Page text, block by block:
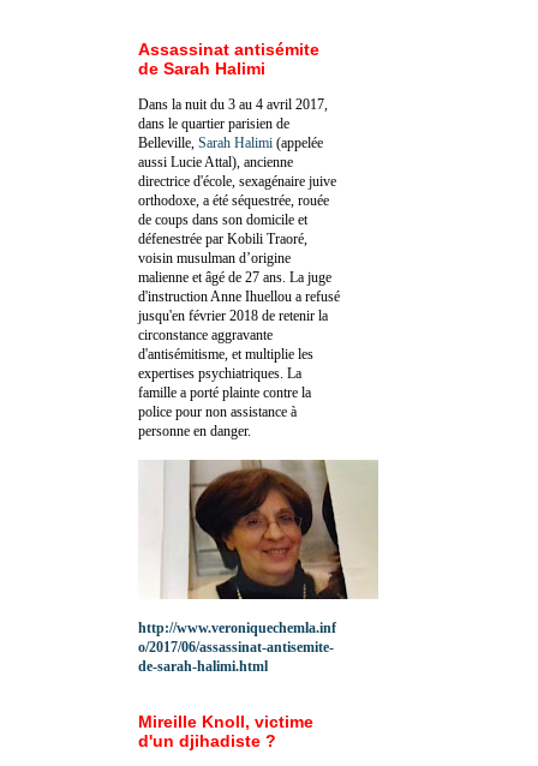
Assassinat antisémite
de Sarah Halimi
Dans la nuit du 3 au 4 avril 2017,
dans le quartier parisien de
Belleville, Sarah Halimi (appelée
aussi Lucie Attal), ancienne
directrice d'école, sexagénaire juive
orthodoxe, a été séquestrée, rouée
de coups dans son domicile et
défenestrée par Kobili Traoré,
voisin musulman d’origine
malienne et âgé de 27 ans. La juge
d'instruction Anne Ihuellou a refusé
jusqu'en février 2018 de retenir la
circonstance aggravante
d'antisémitisme, et multiplie les
expertises psychiatriques. La
famille a porté plainte contre la
police pour non assistance à
personne en danger.
http://www.veroniquechemla.inf
o/2017/06/assassinat-antisemite-
de-sarah-halimi.html
Mireille Knoll, victime
d'un djihadiste ?